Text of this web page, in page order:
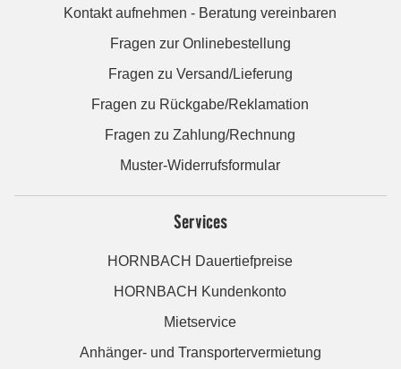
Kontakt aufnehmen - Beratung vereinbaren
Fragen zur Onlinebestellung
Fragen zu Versand/Lieferung
Fragen zu Rückgabe/Reklamation
Fragen zu Zahlung/Rechnung
Muster-Widerrufsformular
Services
HORNBACH Dauertiefpreise
HORNBACH Kundenkonto
Mietservice
Anhänger- und Transportervermietung